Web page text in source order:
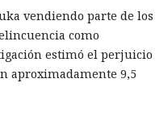
vendiendo parte de los
como
estimó el perjuicio
aproximadamente 9,5